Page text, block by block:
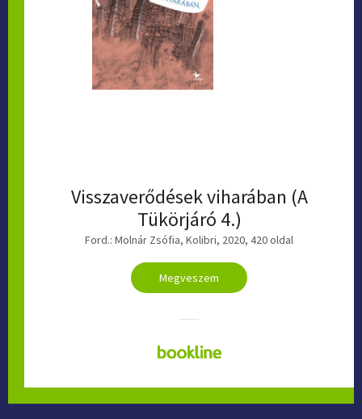
Visszaverődések viharában (A
Tükörjáró 4.)
Ford.: Molnár Zsófia, Kolibri, 2020, 420 oldal
Megveszem